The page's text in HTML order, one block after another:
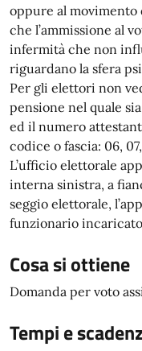
oppure al
che l’ammissione al
infermità che non
riguardano la sfera
Per gli elettori non
pensione nel quale
ed il numero
codice o fascia: 06, 07,
L’ufficio elettorale
interna sinistra, a
seggio elettorale,
funzionario
Cosa si ottiene
Domanda per voto
Tempi e